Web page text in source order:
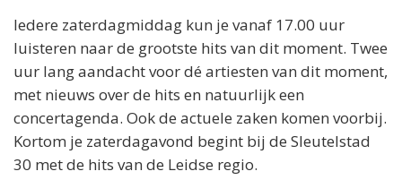
Iedere zaterdagmiddag kun je vanaf 17.00 uur
luisteren naar de grootste hits van dit moment. Twee
uur lang aandacht voor dé artiesten van dit moment,
met nieuws over de hits en natuurlijk een
concertagenda. Ook de actuele zaken komen voorbij.
Kortom je zaterdagavond begint bij de Sleutelstad
30 met de hits van de Leidse regio.